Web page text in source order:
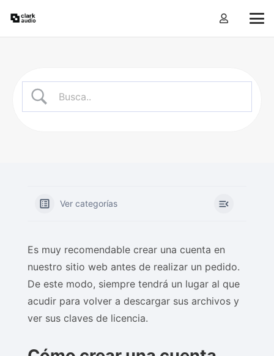
Ver categorías
Es muy recomendable crear una cuenta en
nuestro sitio web antes de realizar un pedido.
De este modo, siempre tendrá un lugar al que
acudir para volver a descargar sus archivos y
ver sus claves de licencia.